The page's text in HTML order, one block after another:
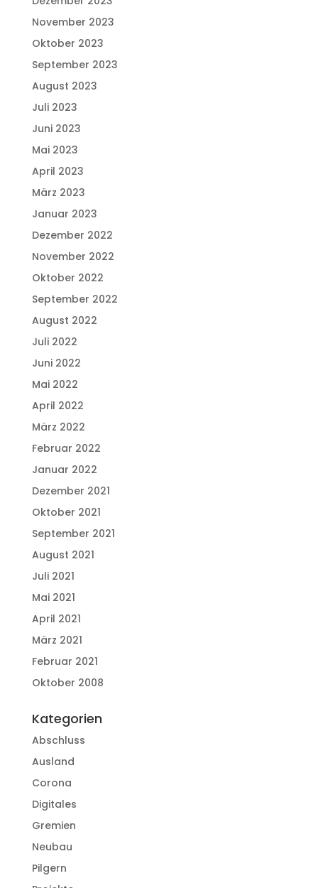
November 2023
Oktober 2023
September 2023
August 2023
Juli 2023
Juni 2023
Mai 2023
April 2023
März 2023
Januar 2023
Dezember 2022
November 2022
Oktober 2022
September 2022
August 2022
Juli 2022
Juni 2022
Mai 2022
April 2022
März 2022
Februar 2022
Januar 2022
Dezember 2021
Oktober 2021
September 2021
August 2021
Juli 2021
Mai 2021
April 2021
März 2021
Februar 2021
Oktober 2008
Kategorien
Abschluss
Ausland
Corona
Digitales
Gremien
Neubau
Pilgern